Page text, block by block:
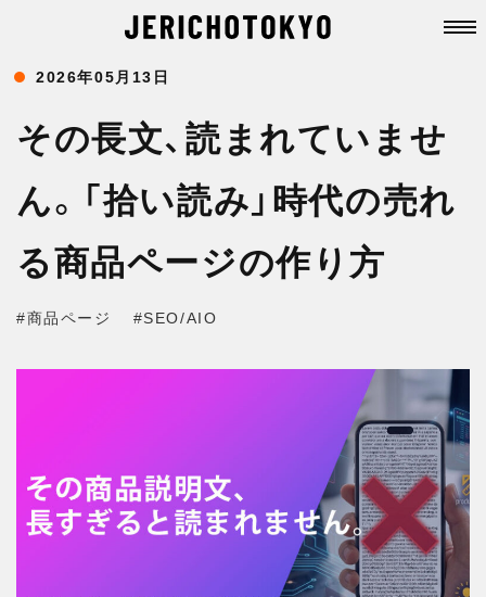
2026年05月13日
その長文、読まれていませ
ん。「拾い読み」時代の売れ
る商品ページの作り方
#商品ページ #SEO/AIO